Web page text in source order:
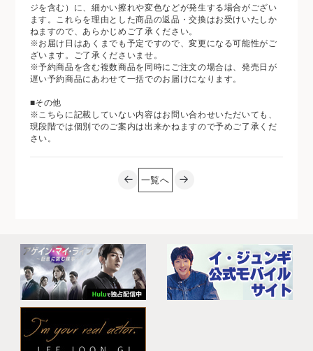
ジを含む）に、細かい擦れや変色などが発生する場合がござい
ます。これらを理由とした商品の返品・交換はお受けいたしか
ねますので、あらかじめご了承ください。
※お届け日はあくまでも予定ですので、変更になる可能性がご
ざいます。ご了承くださいませ。
※予約商品を含む複数商品を同時にご注文の場合は、発売日が
遅い予約商品にあわせて一括でのお届けになります。
■その他
※こちらに記載していない内容はお問い合わせいただいても、
現段階では個別でのご案内は出来かねますので予めご了承くだ
さい。
一覧へ